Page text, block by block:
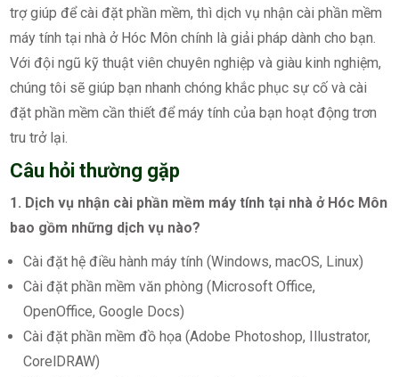
trợ giúp để cài đặt phần mềm, thì dịch vụ nhận cài phần mềm
máy tính tại nhà ở Hóc Môn chính là giải pháp dành cho bạn.
Với đội ngũ kỹ thuật viên chuyên nghiệp và giàu kinh nghiệm,
chúng tôi sẽ giúp bạn nhanh chóng khắc phục sự cố và cài
đặt phần mềm cần thiết để máy tính của bạn hoạt động trơn
tru trở lại.
Câu hỏi thường gặp
1. Dịch vụ nhận cài phần mềm máy tính tại nhà ở Hóc Môn
bao gồm những dịch vụ nào?
Cài đặt hệ điều hành máy tính (Windows, macOS, Linux)
Cài đặt phần mềm văn phòng (Microsoft Office,
OpenOffice, Google Docs)
Cài đặt phần mềm đồ họa (Adobe Photoshop, Illustrator,
CorelDRAW)